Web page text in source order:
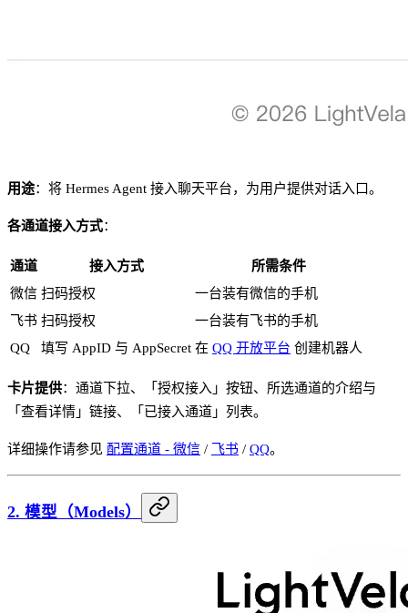
用途：将 Hermes Agent 接入聊天平台，为用户提供对话入口。
各通道接入方式：
通道 接入方式
所需条件
微信 扫码授权
一台装有微信的手机
飞书 扫码授权
一台装有飞书的手机
QQ
填写 AppID 与 AppSecret 在 QQ 开放平台 创建机器人
卡片提供：通道下拉、「授权接入」按钮、所选通道的介绍与
「查看详情」链接、「已接入通道」列表。
详细操作请参见 配置通道 - 微信 / 飞书 / QQ。
2. 模型（Models）